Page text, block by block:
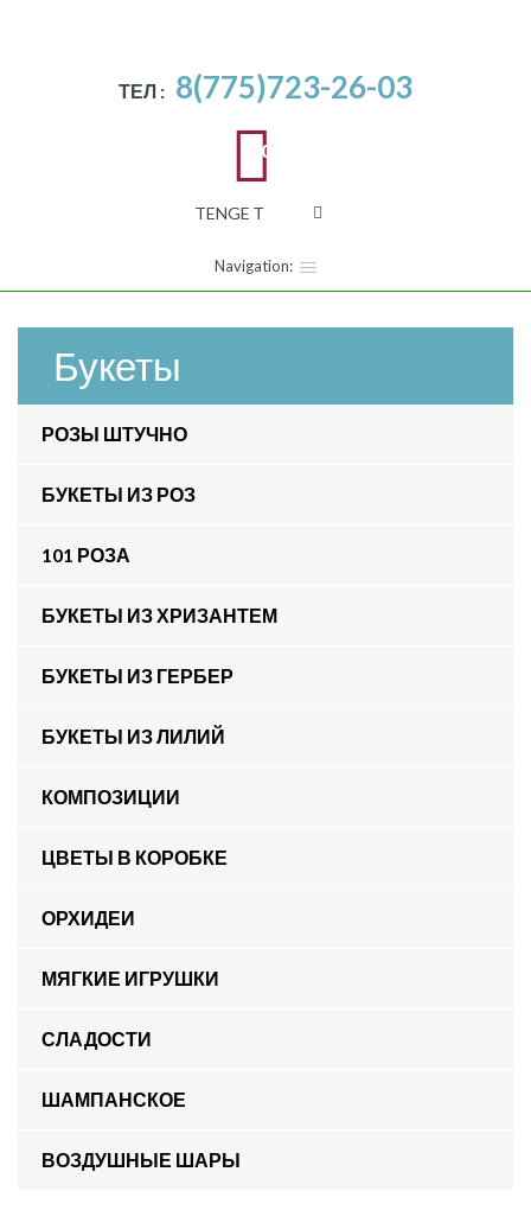
ТЕЛ : 8(775)723-26-03
0
TENGE Т
Navigation:
Букеты
РОЗЫ ШТУЧНО
БУКЕТЫ ИЗ РОЗ
101 РОЗА
БУКЕТЫ ИЗ ХРИЗАНТЕМ
БУКЕТЫ ИЗ ГЕРБЕР
БУКЕТЫ ИЗ ЛИЛИЙ
КОМПОЗИЦИИ
ЦВЕТЫ В КОРОБКЕ
ОРХИДЕИ
МЯГКИЕ ИГРУШКИ
СЛАДОСТИ
ШАМПАНСКОЕ
ВОЗДУШНЫЕ ШАРЫ